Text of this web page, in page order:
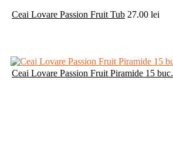
Ceai Lovare Passion Fruit Tub 27.00 lei
Ceai Lovare Passion Fruit Piramide 15 buc.